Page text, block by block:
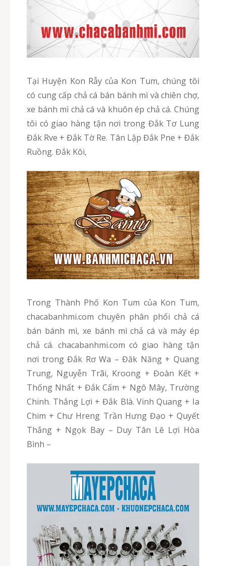
Tại Huyện Kon Rẫy của Kon Tum, chúng tôi
có cung cấp chả cá bán bánh mì và chiên chợ,
xe bánh mì chả cá và khuôn ép chả cá. Chúng
tôi có giao hàng tận nơi trong Đắk Tơ Lung
Đắk Rve + Đắk Tờ Re. Tân Lập Đắk Pne + Đắk
Ruồng. Đắk Kôi,
Trong Thành Phố Kon Tum của Kon Tum,
chacabanhmi.com chuyên phân phối chả cá
bán bánh mì, xe bánh mì chả cá và máy ép
chả cá. chacabanhmi.com có giao hàng tận
nơi trong Đắk Rơ Wa – Đăk Năng + Quang
Trung, Nguyễn Trãi, Kroong + Đoàn Kết +
Thống Nhất + Đắk Cấm + Ngô Mây, Trường
Chinh. Thắng Lợi + Đắk Blà. Vinh Quang + Ia
Chim + Chư Hreng Trần Hưng Đạo + Quyết
Thắng + Ngọk Bay – Duy Tân Lê Lợi Hòa
Bình –